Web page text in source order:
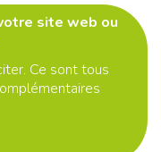
site web ou
Ce sont tous